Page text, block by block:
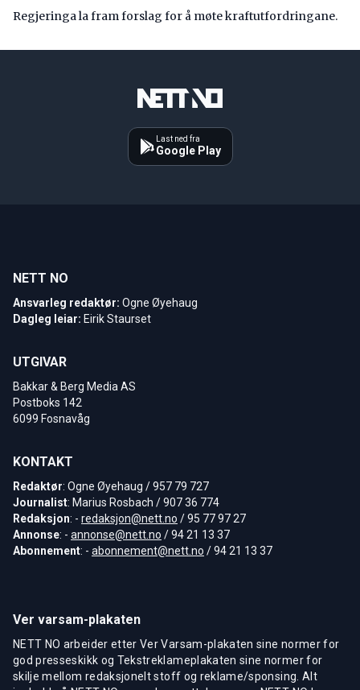
Regjeringa la fram forslag for å møte kraftutfordringane.
Last ned fra
Google Play
NETT NO
Ansvarleg redaktør: Ogne Øyehaug
Dagleg leiar: Eirik Staurset
UTGIVAR
Bakkar & Berg Media AS
Postboks 142
6099 Fosnavåg
KONTAKT
Redaktør: Ogne Øyehaug / 957 79 727
Journalist: Marius Rosbach / 907 36 774
Redaksjon: - redaksjon@nett.no / 95 77 97 27
Annonse: - annonse@nett.no / 94 21 13 37
Abonnement: - abonnement@nett.no / 94 21 13 37
Ver varsam-plakaten
NETT NO arbeider etter Ver Varsam-plakaten sine normer for
god presseskikk og Tekstreklameplakaten sine normer for
skilje mellom redaksjonelt stoff og reklame/sponsing. Alt